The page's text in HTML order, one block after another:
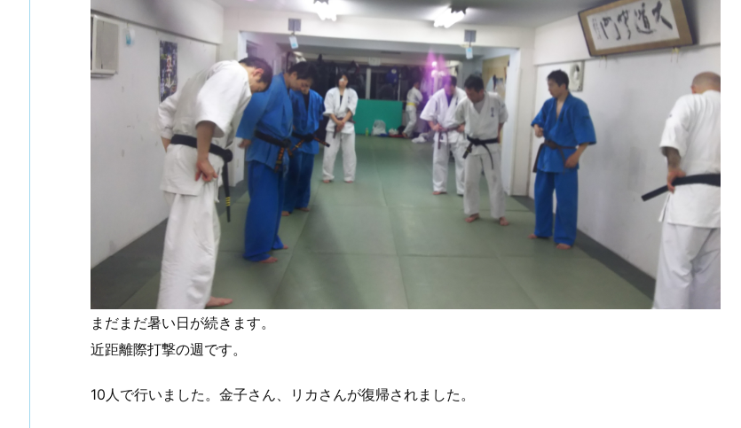
まだまだ暑い日が続きます。
近距離際打撃の週です。
10人で行いました。金子さん、リカさんが復帰されました。